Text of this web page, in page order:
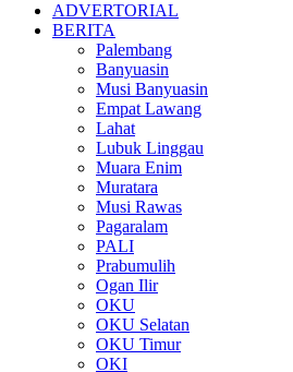
ADVERTORIAL
BERITA
Palembang
Banyuasin
Musi Banyuasin
Empat Lawang
Lahat
Lubuk Linggau
Muara Enim
Muratara
Musi Rawas
Pagaralam
PALI
Prabumulih
Ogan Ilir
OKU
OKU Selatan
OKU Timur
OKI